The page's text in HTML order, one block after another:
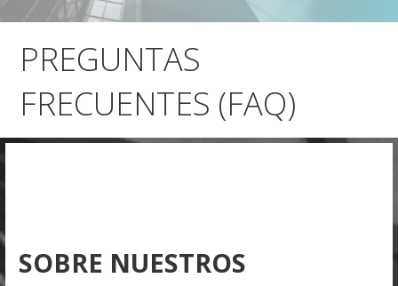
RIJO.pro
PREGUNTAS
FRECUENTES (FAQ)
SOBRE NUESTROS